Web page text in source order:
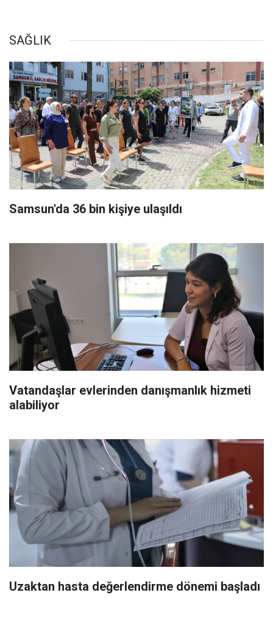
SAĞLIK
Samsun'da 36 bin kişiye ulaşıldı
Vatandaşlar evlerinden danışmanlık hizmeti
alabiliyor
Uzaktan hasta değerlendirme dönemi başladı